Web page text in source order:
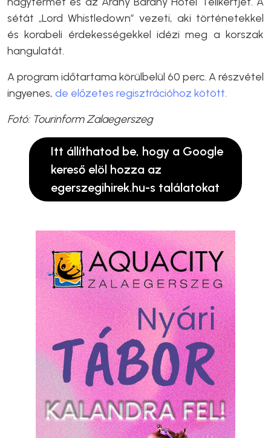
sétát „Lord Whistledown” vezeti, aki történetekkel
és korabeli érdekességekkel idézi meg a korszak
hangulatát.
A program időtartama körülbelül 60 perc. A részvétel
ingyenes, de előzetes regisztrációhoz kötött.
Fotó: Tourinform Zalaegerszeg
Itt állíthatod be, hogy a Google
kereső elöl hozza az
egerszegihirek.hu-s találatokat